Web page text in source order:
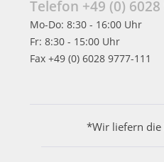
Telefon +49 (0) 6028
Mo-Do: 8:30 - 16:00 Uhr
Fr: 8:30 - 15:00 Uhr
Fax +49 (0) 6028 9777-111
*Wir liefern die